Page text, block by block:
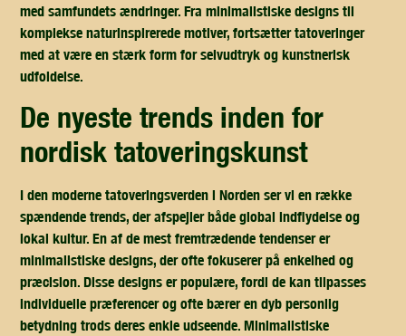
med samfundets ændringer. Fra minimalistiske designs til
komplekse naturinspirerede motiver, fortsætter tatoveringer
med at være en stærk form for selvudtryk og kunstnerisk
udfoldelse.
de nyeste trends inden for
nordisk tatoveringskunst
I den moderne tatoveringsverden i Norden ser vi en række
spændende trends, der afspejler både global indflydelse og
lokal kultur. En af de mest fremtrædende tendenser er
minimalistiske designs, der ofte fokuserer på enkelhed og
præcision. Disse designs er populære, fordi de kan tilpasses
individuelle præferencer og ofte bærer en dyb personlig
betydning trods deres enkle udseende. Minimalistiske